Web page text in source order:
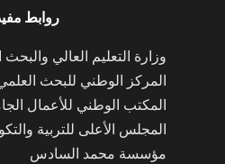
روابط
وزارة التعليم العالي والبحث
المركز الوطني للبحث
المكتب الوطني للأعمال
المجلس الأعلى للتربية
مؤسسة محمد السادس